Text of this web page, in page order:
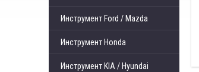
Инструмент Ford / Mazda
Инструмент Honda
Инструмент KIA / Hyundai